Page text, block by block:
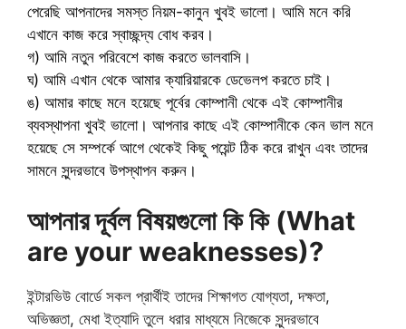
পেরেছি আপনাদের সমস্ত নিয়ম-কানুন খুবই ভালো। আমি মনে করি
এখানে কাজ করে স্বাচ্ছন্দ্য বোধ করব।
গ) আমি নতুন পরিবেশে কাজ করতে ভালবাসি।
ঘ) আমি এখান থেকে আমার ক্যারিয়ারকে ডেভেলপ করতে চাই।
ঙ) আমার কাছে মনে হয়েছে পূর্বের কোম্পানী থেকে এই কোম্পানীর
ব্যবস্থাপনা খুবই ভালো। আপনার কাছে এই কোম্পানীকে কেন ভাল মনে
হয়েছে সে সম্পর্কে আগে থেকেই কিছু পয়েন্ট ঠিক করে রাখুন এবং তাদের
সামনে সুন্দরভাবে উপস্থাপন করুন।
আপনার দূর্বল বিষয়গুলো কি কি (What
are your weaknesses)?
ইন্টারভিউ বোর্ডে সকল প্রার্থীই তাদের শিক্ষাগত যোগ্যতা, দক্ষতা,
অভিজ্ঞতা, মেধা ইত্যাদি তুলে ধরার মাধ্যমে নিজেকে সুন্দরভাবে